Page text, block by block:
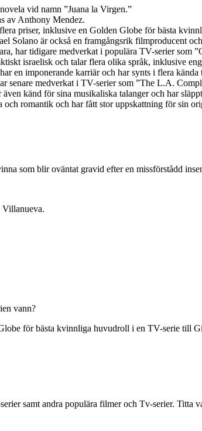
vid namn ”Juana la Virgen.”
av Anthony Mendez.
priser, inklusive en Golden Globe för bästa
Solano är också en framgångsrik filmproducent
har tidigare medverkat i populära TV-serier som
israelisk och talar flera olika språk, inklusive
en imponerande karriär och har synts i flera kända
senare medverkat i TV-serier som ”The L.A.
känd för sina musikaliska talanger och har
och romantik och har fått stor uppskattning för sin
som blir oväntat gravid efter en missförstådd
Villanueva.
vann?
för bästa kvinnliga huvudroll i en TV-serie till
samt andra populära filmer och Tv-serier. Titta